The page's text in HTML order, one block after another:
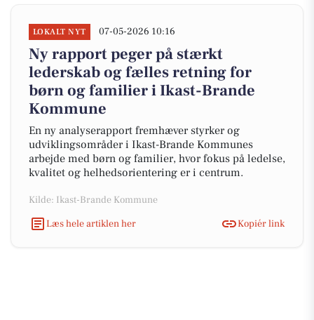
LOKALT NYT 07-05-2026 10:16
Ny rapport peger på stærkt
lederskab og fælles retning for
børn og familier i Ikast-Brande
Kommune
En ny analyserapport fremhæver styrker og
udviklingsområder i Ikast-Brande Kommunes
arbejde med børn og familier, hvor fokus på ledelse,
kvalitet og helhedsorientering er i centrum.
Kilde: Ikast-Brande Kommune
Læs hele artiklen her
Kopiér link